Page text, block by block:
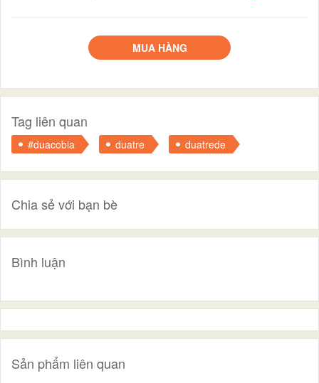
MUA HÀNG
Tag liên quan
#duacobia duatre duatrede
Chia sẻ với bạn bè
Bình luận
Sản phẩm liên quan